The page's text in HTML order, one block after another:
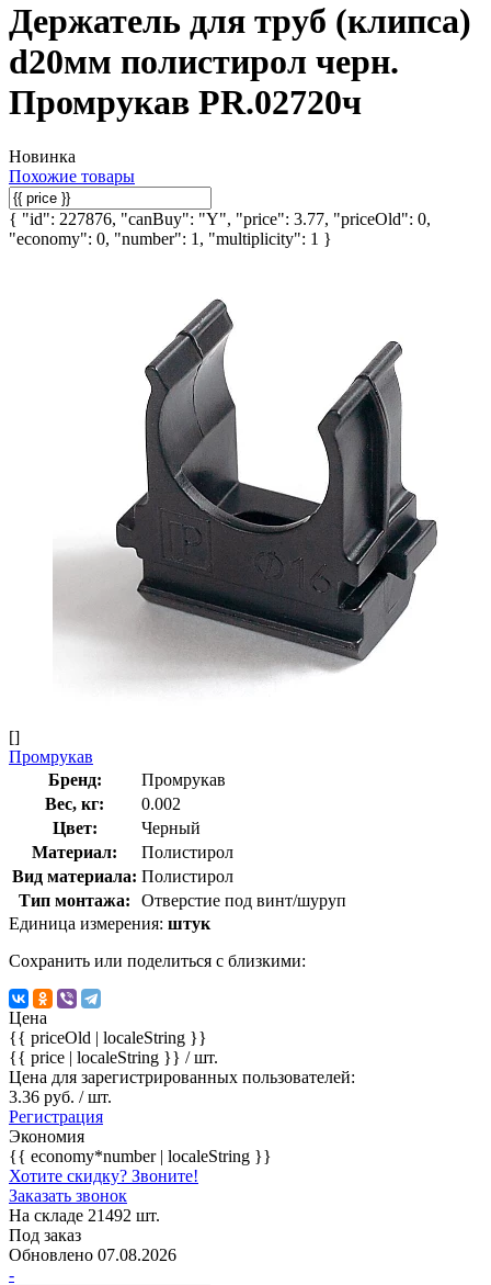
Держатель для труб (клипса)
d20мм полистирол черн.
Промрукав PR.02720ч
Новинка
Похожие товары
{ "id": 227876, "canBuy": "Y", "price": 3.77, "priceOld": 0,
"economy": 0, "number": 1, "multiplicity": 1 }
[]
Промрукав
Бренд:
Промрукав
Вес, кг:
0.002
Цвет:
Черный
Материал:
Полистирол
Вид материала: Полистирол
Тип монтажа:
Отверстие под винт/шуруп
Единица измерения: штук
Сохранить или поделиться с близкими:
Цена
{{ priceOld | localeString }}
{{ price | localeString }} / шт.
Цена для зарегистрированных пользователей:
3.36 руб. / шт.
Регистрация
Экономия
{{ economy*number | localeString }}
Хотите скидку? Звоните!
Заказать звонок
На складе 21492 шт.
Под заказ
Обновлено 07.08.2026
-